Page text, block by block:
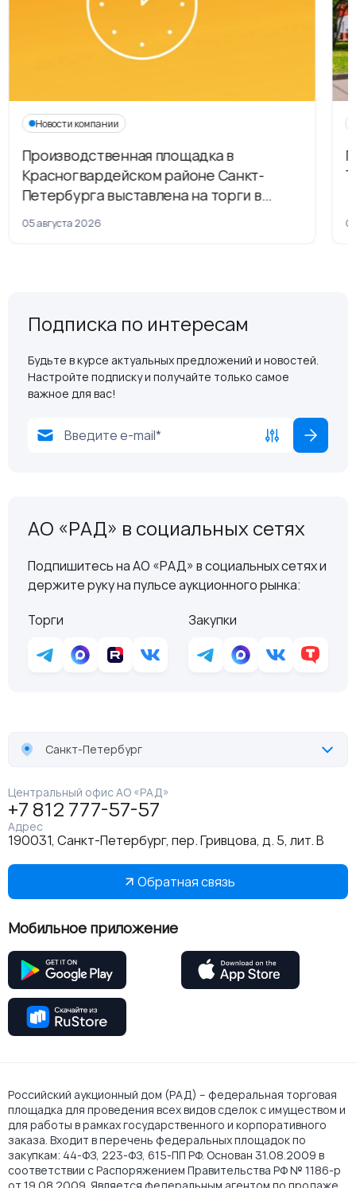
Новости компании
Производственная площадка в
Красногвардейском районе Санкт-
Петербурга выставлена на торги в
рамках приватизации
05 августа 2026
Подписка по интересам
Будьте в курсе актуальных предложений и новостей.
Настройте подписку и получайте только самое
важное для вас!
АО «РАД» в социальных сетях
Подпишитесь на АО «РАД» в социальных сетях и
держите руку на пульсе аукционного рынка:
Торги
Закупки
Санкт-Петербург
Центральный офис АО «РАД»
+7 812 777-57-57
Адрес
190031, Санкт-Петербург, пер. Гривцова, д. 5, лит. В
Обратная связь
Мобильное приложение
Российский аукционный дом (РАД) – федеральная торговая
площадка для проведения всех видов сделок с имуществом и
для работы в рамках государственного и корпоративного
заказа. Входит в перечень федеральных площадок по
закупкам: 44-ФЗ, 223-ФЗ, 615-ПП РФ. Основан 31.08.2009 в
соответствии с Распоряжением Правительства РФ № 1186-р